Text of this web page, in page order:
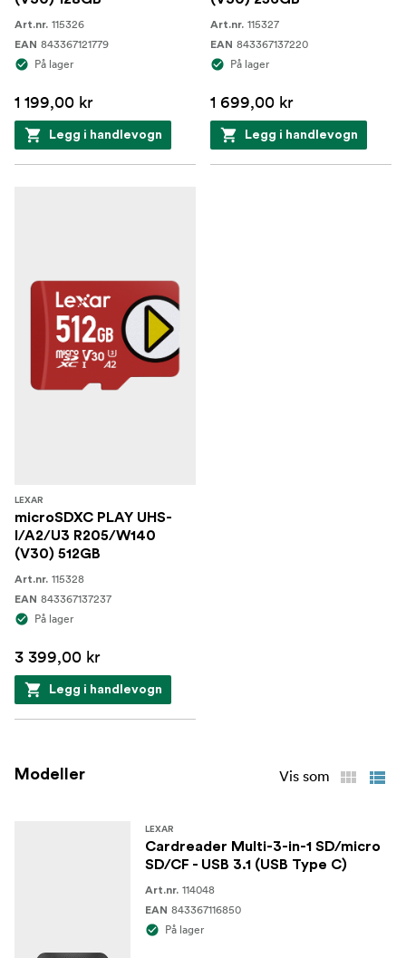
Art.nr. 115326
EAN 843367121779
På lager
1 199,00 kr
Legg i handlevogn
Art.nr. 115327
EAN 843367137220
På lager
1 699,00 kr
Legg i handlevogn
LEXAR
microSDXC PLAY UHS-
I/A2/U3 R205/W140
(V30) 512GB
Art.nr. 115328
EAN 843367137237
På lager
3 399,00 kr
Legg i handlevogn
Modeller Vis som
LEXAR
Cardreader Multi-3-in-1 SD/micro
SD/CF - USB 3.1 (USB Type C)
Art.nr. 114048
EAN 843367116850
På lager